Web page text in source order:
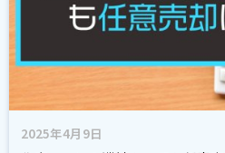
2025年4月9日